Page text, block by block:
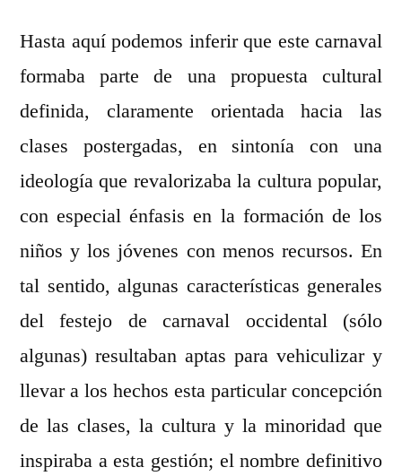
Hasta aquí podemos inferir que este carnaval
formaba parte de una propuesta cultural
definida, claramente orientada hacia las
clases postergadas, en sintonía con una
ideología que revalorizaba la cultura popular,
con especial énfasis en la formación de los
niños y los jóvenes con menos recursos. En
tal sentido, algunas características generales
del festejo de carnaval occidental (sólo
algunas) resultaban aptas para vehiculizar y
llevar a los hechos esta particular concepción
de las clases, la cultura y la minoridad que
inspiraba a esta gestión; el nombre definitivo